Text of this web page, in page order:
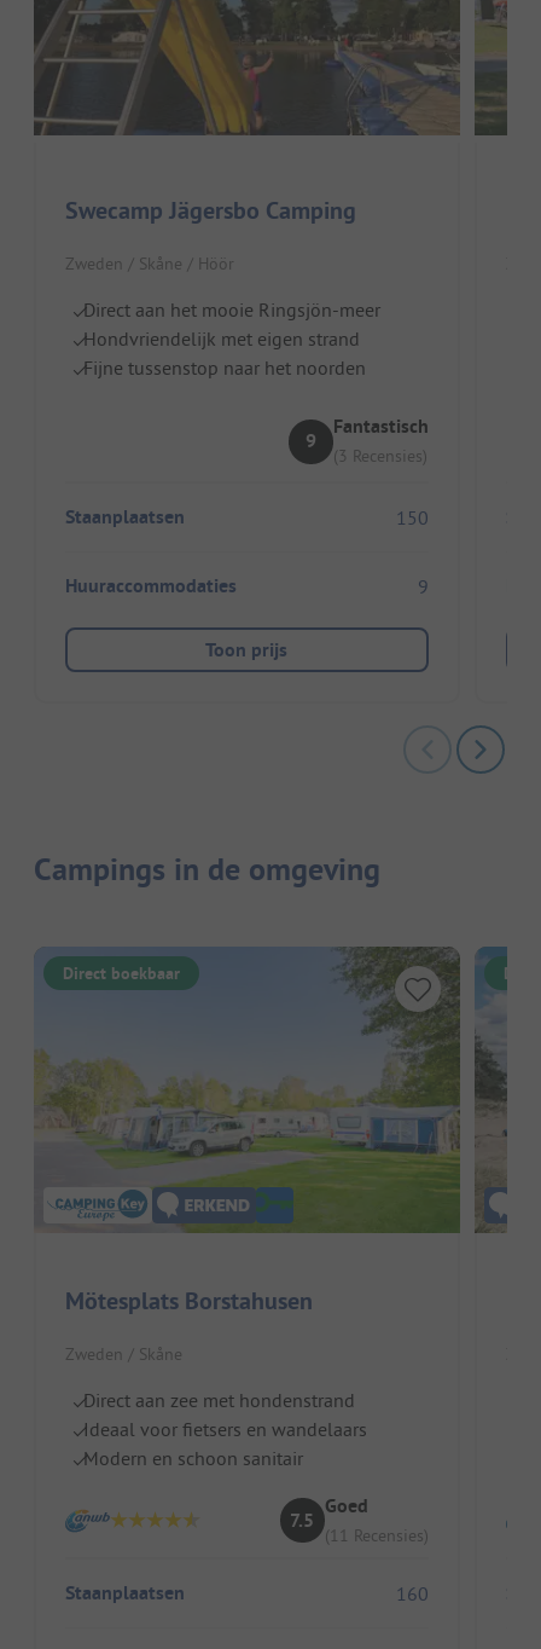
Swecamp Jägersbo Camping
Zweden / Skåne / Höör
Direct aan het mooie Ringsjön-meer
Hondvriendelijk met eigen strand
Fijne tussenstop naar het noorden
9
Fantastisch
(3 Recensies)
Staanplaatsen 150
Huuraccommodaties 9
Toon prijs
Campings in de omgeving
Direct boekbaar
Mötesplats Borstahusen
Zweden / Skåne
Direct aan zee met hondenstrand
Ideaal voor fietsers en wandelaars
Modern en schoon sanitair
7.5
Goed
(11 Recensies)
Staanplaatsen 160